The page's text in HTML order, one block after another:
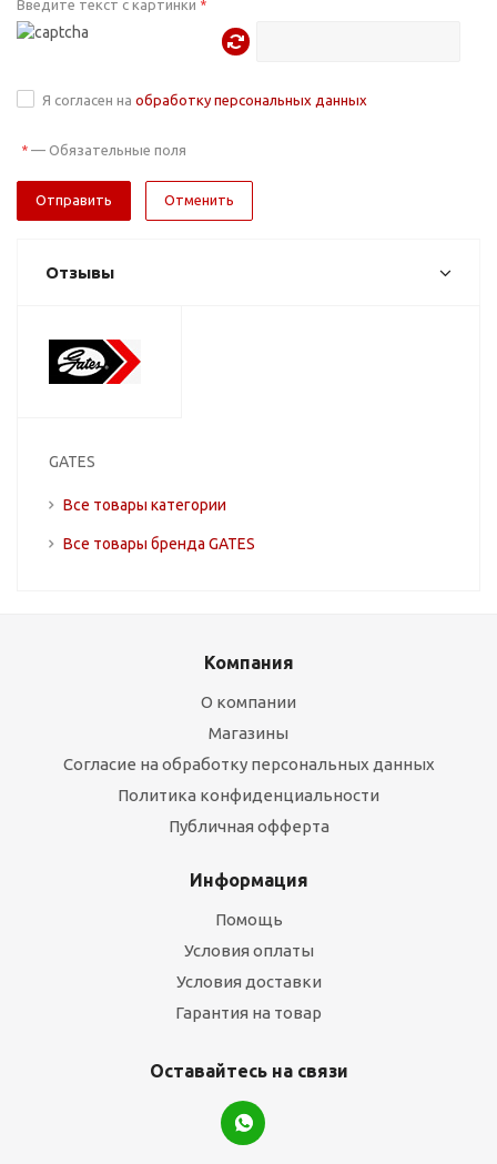
Введите текст с картинки *
Я согласен на обработку персональных данных
* — Обязательные поля
Отменить
Отзывы
GATES
Все товары категории
Все товары бренда GATES
Компания
О компании
Магазины
Согласие на обработку персональных данных
Политика конфиденциальности
Публичная офферта
Информация
Помощь
Условия оплаты
Условия доставки
Гарантия на товар
Оставайтесь на связи